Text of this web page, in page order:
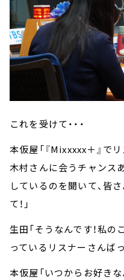
これを受けて・・・
本仮屋「『Mixxxxx＋』で
木村さんに会うチャンス
しているのを聞いて、皆
て！」
生田「そうなんです！私
っているリスナーさんば
本仮屋「いつからお好きな